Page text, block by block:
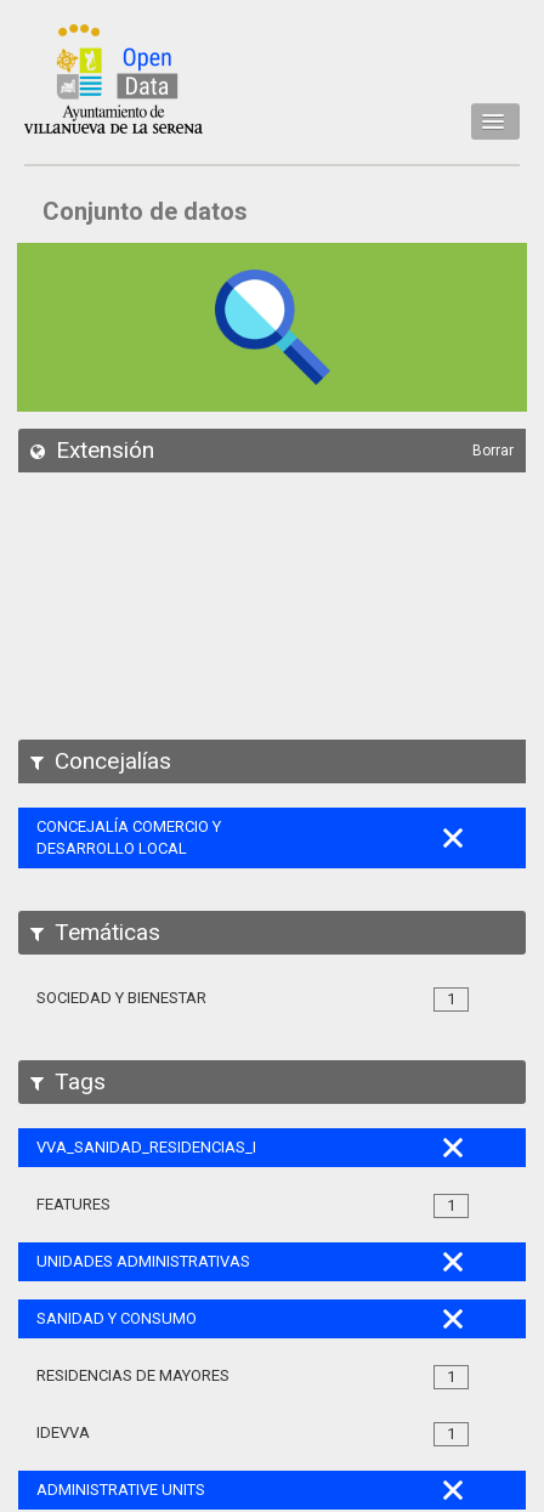
Inicio
Datos
API
Conjunto de datos
Extensión Borrar
Concejalías
CONCEJALÍA COMERCIO Y
DESARROLLO LOCAL
Temáticas
1
SOCIEDAD Y BIENESTAR
Tags
VVA_SANIDAD_RESIDENCIAS_MAYORES_105
1
FEATURES
UNIDADES ADMINISTRATIVAS
SANIDAD Y CONSUMO
1
RESIDENCIAS DE MAYORES
1
IDEVVA
ADMINISTRATIVE UNITS